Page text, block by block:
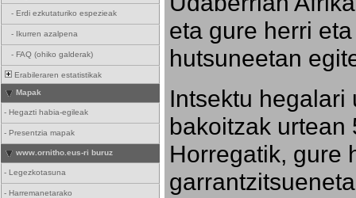
- Erdi ezkutaturiko espezieak
- Ikurren azalpena
- FAQ (ohiko galderak)
Erabileraren estatistikak
Mapak
- Hegazti habia-egileak
- Presentzia mapak
www.ornitho.eus-ri buruz
- Legezkotasuna
- Harremanetarako
eta gure herri
hutsuneetan
Intsektu hegalari
bakoitzak urtean
Horregatik, gure